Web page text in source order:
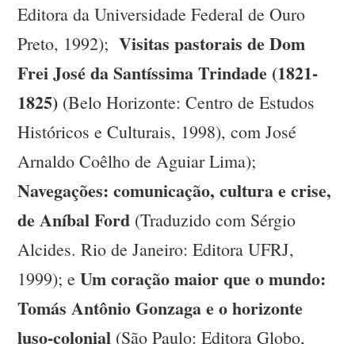
Editora da Universidade Federal de Ouro
Preto, 1992);Visitas pastorais de Dom
Frei José da Santíssima Trindade (1821-
1825) (Belo Horizonte: Centro de Estudos
Históricos e Culturais, 1998), com José
Arnaldo Coêlho de Aguiar Lima);
Navegações: comunicação, cultura e crise,
de Aníbal Ford (Traduzido com Sérgio
Alcides. Rio de Janeiro: Editora UFRJ,
1999); eUm coração maior que o mundo:
Tomás Antônio Gonzaga e o horizonte
luso-colonial (São Paulo: Editora Globo,